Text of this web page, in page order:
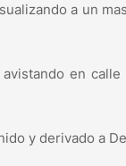
a un
en
y derivado a